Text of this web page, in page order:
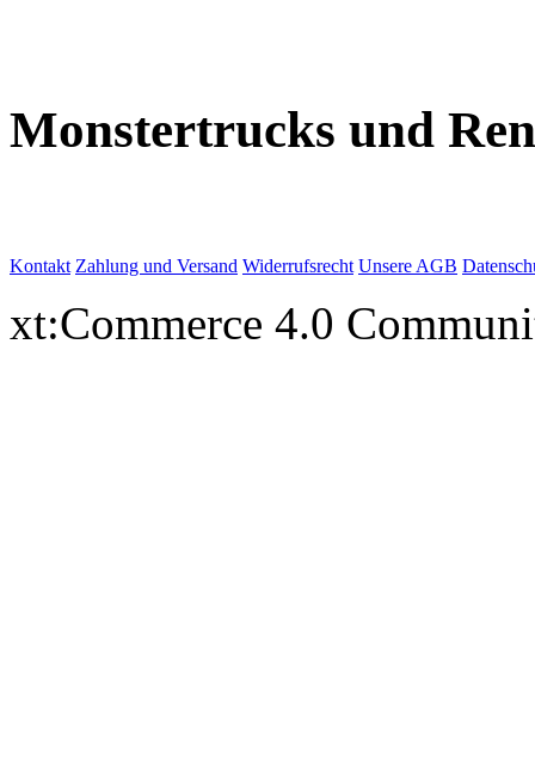
Monstertrucks und
Kontakt Zahlung und Versand Widerrufsrecht Unsere AGB
xt:Commerce 4.0